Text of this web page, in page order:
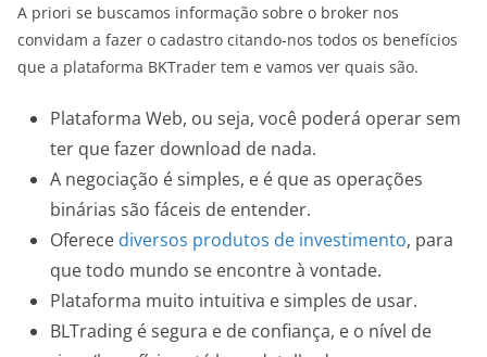
A priori se buscamos informação sobre o broker nos
convidam a fazer o cadastro citando-nos todos os benefícios
que a plataforma BKTrader tem e vamos ver quais são.
Plataforma Web, ou seja, você poderá operar sem
ter que fazer download de nada.
A negociação é simples, e é que as operações
binárias são fáceis de entender.
Oferece diversos produtos de investimento, para
que todo mundo se encontre à vontade.
Plataforma muito intuitiva e simples de usar.
BLTrading é segura e de confiança, e o nível de